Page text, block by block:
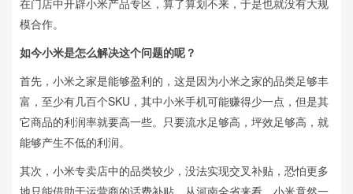
在门店中开辟小米产品专区，算了算划不来，于是也就没有大规
模合作。
如今小米是怎么解决这个问题的呢？
首先，小米之家是能够盈利的，这是因为小米之家的品类足够丰
富，至少有几百个SKU，其中小米手机可能赚得少一点，但是其
它商品的利润率就要高一些。只要流水足够高，坪效足够高，就
能够产生不低的利润。
其次，小米专卖店中的品类较少，没法实现交叉补贴，恐怕更多
地只能借助于运营商的话费补贴。从河南全省来看，小米竟然一